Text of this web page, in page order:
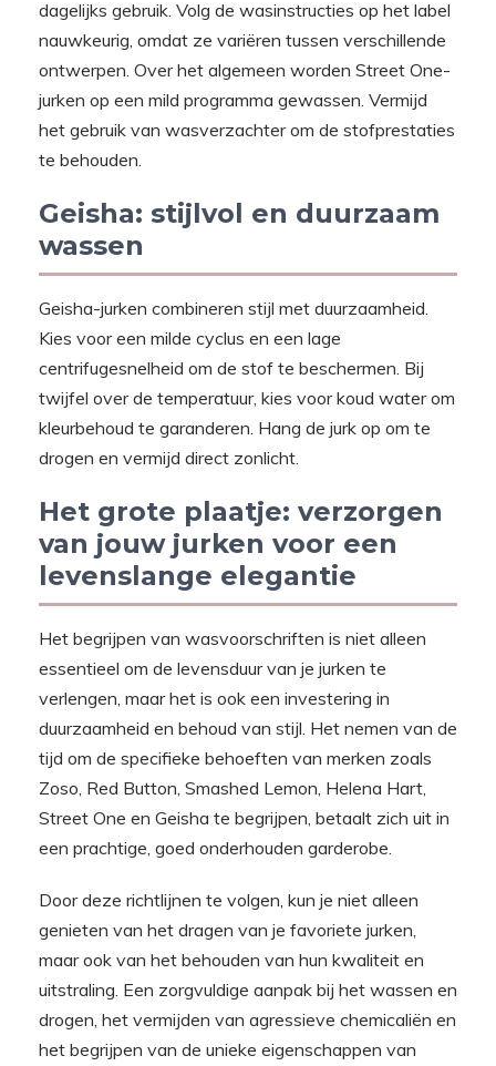
dagelijks gebruik. Volg de wasinstructies op het label
nauwkeurig, omdat ze variëren tussen verschillende
ontwerpen. Over het algemeen worden Street One-
jurken op een mild programma gewassen. Vermijd
het gebruik van wasverzachter om de stofprestaties
te behouden.
Geisha: stijlvol en duurzaam
wassen
Geisha-jurken combineren stijl met duurzaamheid.
Kies voor een milde cyclus en een lage
centrifugesnelheid om de stof te beschermen. Bij
twijfel over de temperatuur, kies voor koud water om
kleurbehoud te garanderen. Hang de jurk op om te
drogen en vermijd direct zonlicht.
Het grote plaatje: verzorgen
van jouw jurken voor een
levenslange elegantie
Het begrijpen van wasvoorschriften is niet alleen
essentieel om de levensduur van je jurken te
verlengen, maar het is ook een investering in
duurzaamheid en behoud van stijl. Het nemen van de
tijd om de specifieke behoeften van merken zoals
Zoso, Red Button, Smashed Lemon, Helena Hart,
Street One en Geisha te begrijpen, betaalt zich uit in
een prachtige, goed onderhouden garderobe.
Door deze richtlijnen te volgen, kun je niet alleen
genieten van het dragen van je favoriete jurken,
maar ook van het behouden van hun kwaliteit en
uitstraling. Een zorgvuldige aanpak bij het wassen en
drogen, het vermijden van agressieve chemicaliën en
het begrijpen van de unieke eigenschappen van